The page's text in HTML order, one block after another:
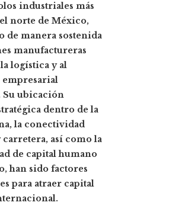
industriales más
norte de México,
de manera sostenida
manufactureras
logística y al
ubicación
dentro de la
la conectividad
así como la
de capital humano
han sido factores
para atraer capital